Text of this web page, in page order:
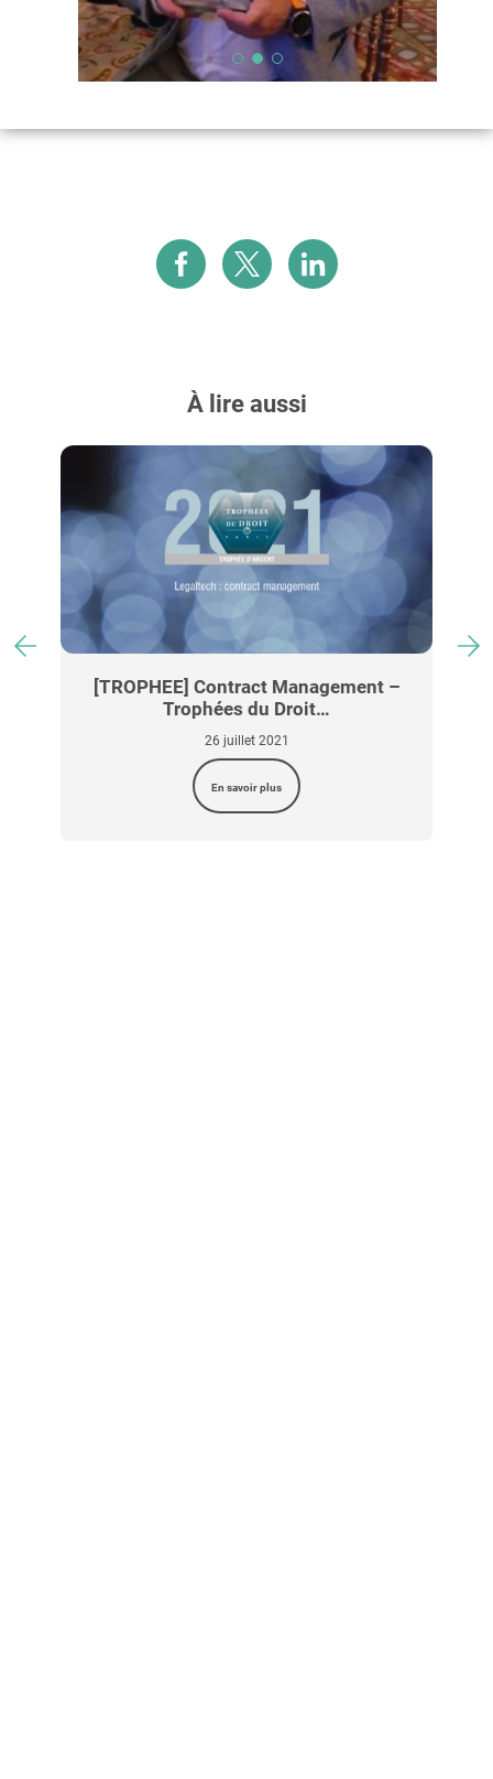
À lire aussi
[TROPHEE] Contract Management –
Trophées du Droit…
26 juillet 2021
En savoir plus